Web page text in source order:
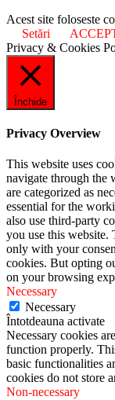
Acest site foloseste
Setări
Privacy & Cookies
Închide
Privacy Overview
This website uses
navigate through the
are categorized as
essential for the
also use third-party
you use this website.
only with your
cookies. But opting
on your browsing
Necessary
Necessary
Întotdeauna activate
Necessary cookies
function properly.
basic functionalities
cookies do not store
Non-necessary